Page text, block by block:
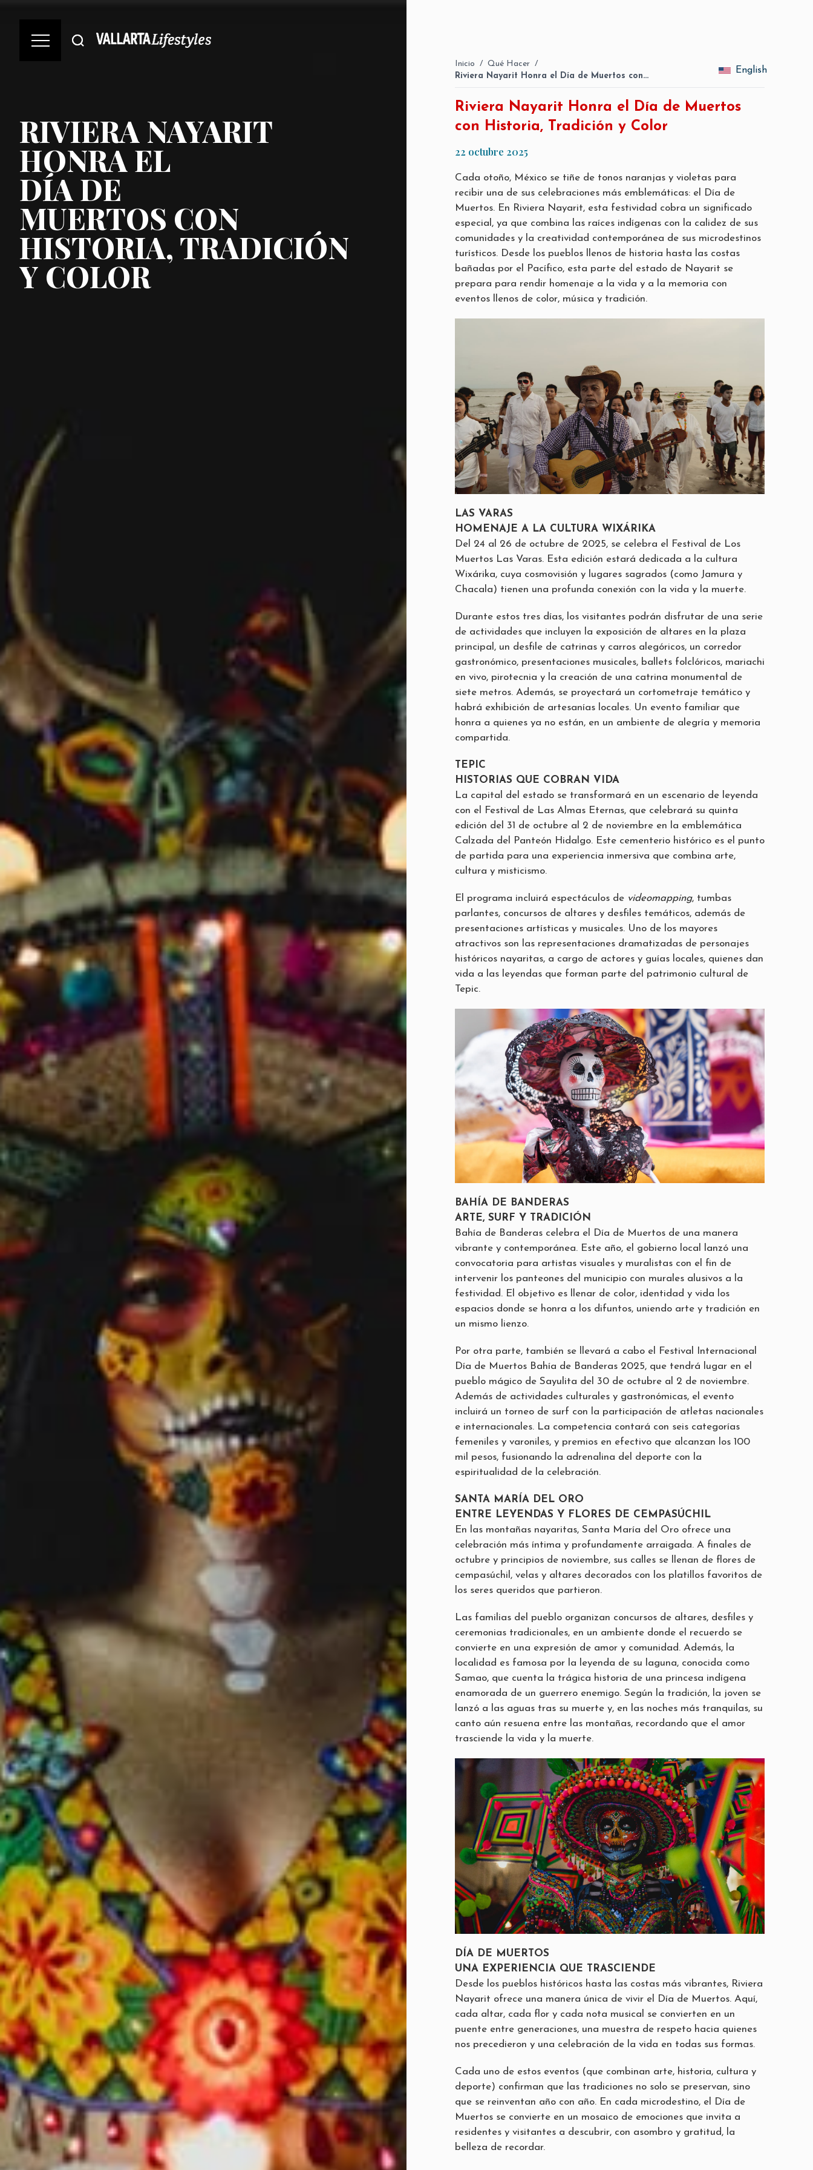
RIVIERA NAYARIT
HONRA EL
DÍA DE
MUERTOS CON
HISTORIA, TRADICIÓN
Y COLOR
Inicio / Qué Hacer /
Riviera Nayarit Honra el Día de Muertos con…
English
Riviera Nayarit Honra el Día de Muertos
con Historia, Tradición y Color
22 octubre 2025
Cada otoño, México se tiñe de tonos naranjas y violetas para
recibir una de sus celebraciones más emblemáticas: el Día de
Muertos. En Riviera Nayarit, esta festividad cobra un significado
especial, ya que combina las raíces indígenas con la calidez de sus
comunidades y la creatividad contemporánea de sus microdestinos
turísticos. Desde los pueblos llenos de historia hasta las costas
bañadas por el Pacífico, esta parte del estado de Nayarit se
prepara para rendir homenaje a la vida y a la memoria con
eventos llenos de color, música y tradición.
LAS VARAS
HOMENAJE A LA CULTURA WIXÁRIKA
Del 24 al 26 de octubre de 2025, se celebra el Festival de Los
Muertos Las Varas. Esta edición estará dedicada a la cultura
Wixárika, cuya cosmovisión y lugares sagrados (como Jamura y
Chacala) tienen una profunda conexión con la vida y la muerte.
Durante estos tres días, los visitantes podrán disfrutar de una serie
de actividades que incluyen la exposición de altares en la plaza
principal, un desfile de catrinas y carros alegóricos, un corredor
gastronómico, presentaciones musicales, ballets folclóricos, mariachi
en vivo, pirotecnia y la creación de una catrina monumental de
siete metros. Además, se proyectará un cortometraje temático y
habrá exhibición de artesanías locales. Un evento familiar que
honra a quienes ya no están, en un ambiente de alegría y memoria
compartida.
TEPIC
HISTORIAS QUE COBRAN VIDA
La capital del estado se transformará en un escenario de leyenda
con el Festival de Las Almas Eternas, que celebrará su quinta
edición del 31 de octubre al 2 de noviembre en la emblemática
Calzada del Panteón Hidalgo. Este cementerio histórico es el punto
de partida para una experiencia inmersiva que combina arte,
cultura y misticismo.
El programa incluirá espectáculos de videomapping, tumbas
parlantes, concursos de altares y desfiles temáticos, además de
presentaciones artísticas y musicales. Uno de los mayores
atractivos son las representaciones dramatizadas de personajes
históricos nayaritas, a cargo de actores y guías locales, quienes dan
vida a las leyendas que forman parte del patrimonio cultural de
Tepic.
BAHÍA DE BANDERAS
ARTE, SURF Y TRADICIÓN
Bahía de Banderas celebra el Día de Muertos de una manera
vibrante y contemporánea. Este año, el gobierno local lanzó una
convocatoria para artistas visuales y muralistas con el fin de
intervenir los panteones del municipio con murales alusivos a la
festividad. El objetivo es llenar de color, identidad y vida los
espacios donde se honra a los difuntos, uniendo arte y tradición en
un mismo lienzo.
Por otra parte, también se llevará a cabo el Festival Internacional
Día de Muertos Bahía de Banderas 2025, que tendrá lugar en el
pueblo mágico de Sayulita del 30 de octubre al 2 de noviembre.
Además de actividades culturales y gastronómicas, el evento
incluirá un torneo de surf con la participación de atletas nacionales
e internacionales. La competencia contará con seis categorías
femeniles y varoniles, y premios en efectivo que alcanzan los 100
mil pesos, fusionando la adrenalina del deporte con la
espiritualidad de la celebración.
SANTA MARÍA DEL ORO
ENTRE LEYENDAS Y FLORES DE CEMPASÚCHIL
En las montañas nayaritas, Santa María del Oro ofrece una
celebración más íntima y profundamente arraigada. A finales de
octubre y principios de noviembre, sus calles se llenan de flores de
cempasúchil, velas y altares decorados con los platillos favoritos de
los seres queridos que partieron.
Las familias del pueblo organizan concursos de altares, desfiles y
ceremonias tradicionales, en un ambiente donde el recuerdo se
convierte en una expresión de amor y comunidad. Además, la
localidad es famosa por la leyenda de su laguna, conocida como
Samao, que cuenta la trágica historia de una princesa indígena
enamorada de un guerrero enemigo. Según la tradición, la joven se
lanzó a las aguas tras su muerte y, en las noches más tranquilas, su
canto aún resuena entre las montañas, recordando que el amor
trasciende la vida y la muerte.
DÍA DE MUERTOS
UNA EXPERIENCIA QUE TRASCIENDE
Desde los pueblos históricos hasta las costas más vibrantes, Riviera
Nayarit ofrece una manera única de vivir el Día de Muertos. Aquí,
cada altar, cada flor y cada nota musical se convierten en un
puente entre generaciones, una muestra de respeto hacia quienes
nos precedieron y una celebración de la vida en todas sus formas.
Cada uno de estos eventos (que combinan arte, historia, cultura y
deporte) confirman que las tradiciones no solo se preservan, sino
que se reinventan año con año. En cada microdestino, el Día de
Muertos se convierte en un mosaico de emociones que invita a
residentes y visitantes a descubrir, con asombro y gratitud, la
belleza de recordar.